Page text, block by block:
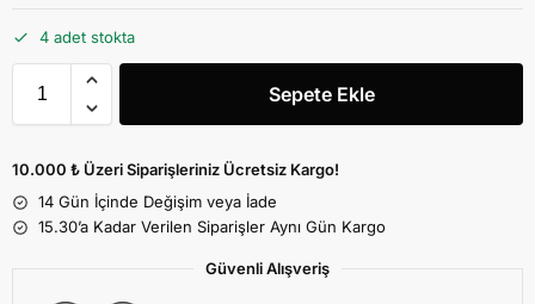
4 adet stokta
Sepete Ekle
10.000 ₺ Üzeri Siparişleriniz Ücretsiz Kargo!
14 Gün İçinde Değişim veya İade
15.30’a Kadar Verilen Siparişler Aynı Gün Kargo
Güvenli Alışveriş